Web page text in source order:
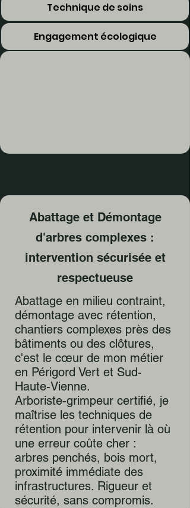
Technique de soins
Engagement écologique
Abattage et Démontage
d'arbres complexes :
intervention sécurisée et
respectueuse
Abattage en milieu contraint,
démontage avec rétention,
chantiers complexes près des
bâtiments ou des clôtures,
c'est le cœur de mon métier
en Périgord Vert et Sud-
Haute-Vienne.
Arboriste-grimpeur certifié, je
maîtrise les techniques de
rétention pour intervenir là où
une erreur coûte cher :
arbres penchés, bois mort,
proximité immédiate des
infrastructures. Rigueur et
sécurité, sans compromis.